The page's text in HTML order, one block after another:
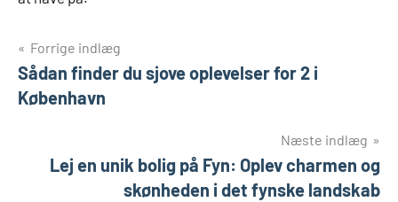
Indlægsnavigation
Forrige indlæg
Sådan finder du sjove oplevelser for 2 i
København
Næste indlæg
Lej en unik bolig på Fyn: Oplev charmen og
skønheden i det fynske landskab